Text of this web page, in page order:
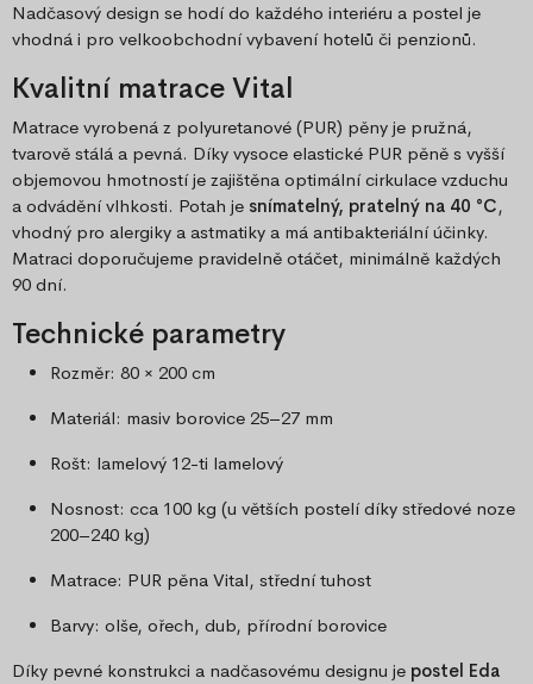
Nadčasový design se hodí do každého interiéru a postel je
vhodná i pro velkoobchodní vybavení hotelů či penzionů.
Kvalitní matrace Vital
Matrace vyrobená z polyuretanové (PUR) pěny je pružná,
tvarově stálá a pevná. Díky vysoce elastické PUR pěně s vyšší
objemovou hmotností je zajištěna optimální cirkulace vzduchu
a odvádění vlhkosti. Potah je snímatelný, pratelný na 40 °C,
vhodný pro alergiky a astmatiky a má antibakteriální účinky.
Matraci doporučujeme pravidelně otáčet, minimálně každých
90 dní.
Technické parametry
Rozměr: 80 × 200 cm
Materiál: masiv borovice 25–27 mm
Rošt: lamelový 12-ti lamelový
Nosnost: cca 100 kg (u větších postelí díky středové noze
200–240 kg)
Matrace: PUR pěna Vital, střední tuhost
Barvy: olše, ořech, dub, přírodní borovice
Díky pevné konstrukci a nadčasovému designu je postel Eda